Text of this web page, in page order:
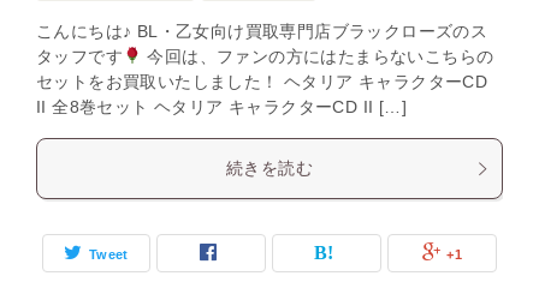
こんにちは♪ BL・乙女向け買取専門店ブラックローズのス
タッフです
今回は、ファンの方にはたまらないこちらの
セットをお買取いたしました！ ヘタリア キャラクターCD
II 全8巻セット ヘタリア キャラクターCD II […]
続きを読む
Tweet +1